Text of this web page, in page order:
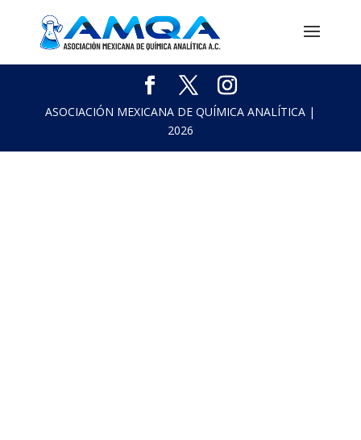
ASOCIACIÓN MEXICANA DE QUÍMICA ANALÍTICA |
2026